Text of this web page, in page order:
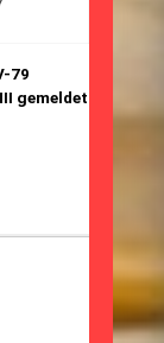
79
gemeldet